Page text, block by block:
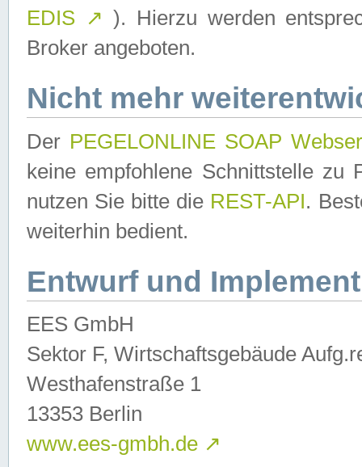
EDIS ↗ ). Hierzu werden
Broker angeboten.
Nicht mehr
Der PEGELONLINE SOAP
keine empfohlene Schnittstelle zu
nutzen Sie bitte die REST-API.
weiterhin bedient.
Entwurf und
EES GmbH
Sektor F, Wirtschaftsgebäude
Westhafenstraße 1
13353 Berlin
www.ees-gmbh.de ↗